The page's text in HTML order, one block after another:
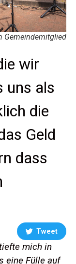
Gemeindemitglied
wir
uns als
die
Geld
dass
Tweet
mich in
eine Fülle auf